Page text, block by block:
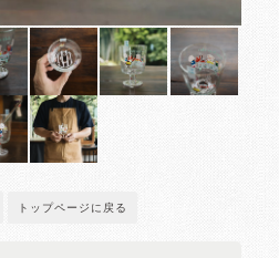
トップページに戻る